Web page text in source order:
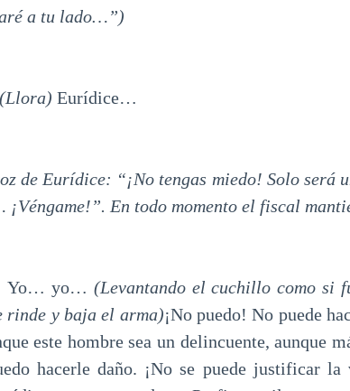
a tu lado…”)
(Llora) Eurídice…
de Eurídice: “¡No tengas miedo! Solo será
En todo momento el fiscal
yo… (Levantando el cuchillo como si
rinde y baja el arma)¡No puedo! No puede
este hombre sea un delincuente, aunque
hacerle daño. ¡No se puede justificar